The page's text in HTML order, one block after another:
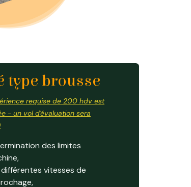
type brousse
requise de 200 hdv est
- un vol d'évaluation sera
des limites
différentes vitesses de